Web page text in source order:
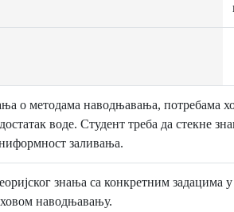
о методама наводњавања, потребама
воде. Студент треба да стекне
заливања.
знања са конкретним задацима
наводњавању.